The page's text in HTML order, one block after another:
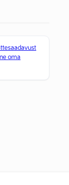
oma